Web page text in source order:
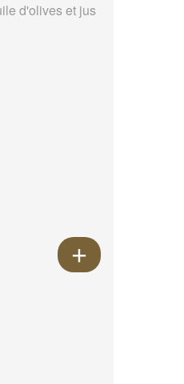
d'olives et jus